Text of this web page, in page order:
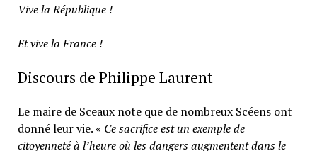
Vive la République !
Et vive la France !
Discours de Philippe Laurent
Le maire de Sceaux note que de nombreux Scéens ont
donné leur vie. « Ce sacrifice est un exemple de
citoyenneté à l’heure où les dangers augmentent dans le